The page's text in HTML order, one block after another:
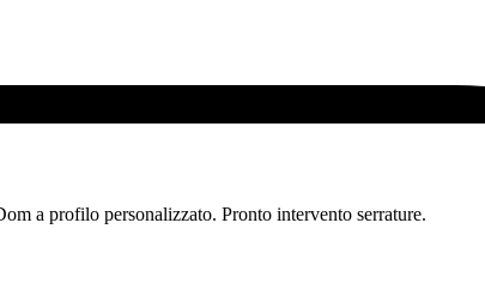
a profilo personalizzato. Pronto intervento serrature.